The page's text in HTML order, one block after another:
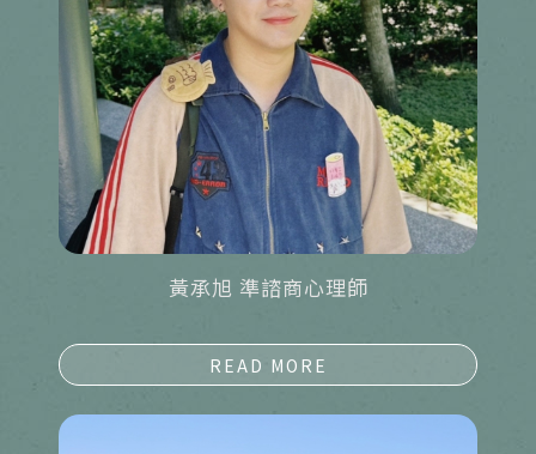
黃承旭 準諮商心理師
詳細資料